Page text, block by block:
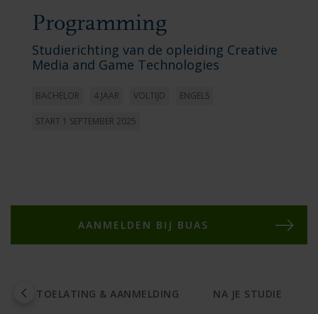
Programming
Studierichting van de opleiding Creative
Media and Game Technologies
BACHELOR 4 JAAR VOLTIJD ENGELS
START 1 SEPTEMBER 2025
AANMELDEN BIJ BUAS
TOELATING & AANMELDING NA JE STUDIE